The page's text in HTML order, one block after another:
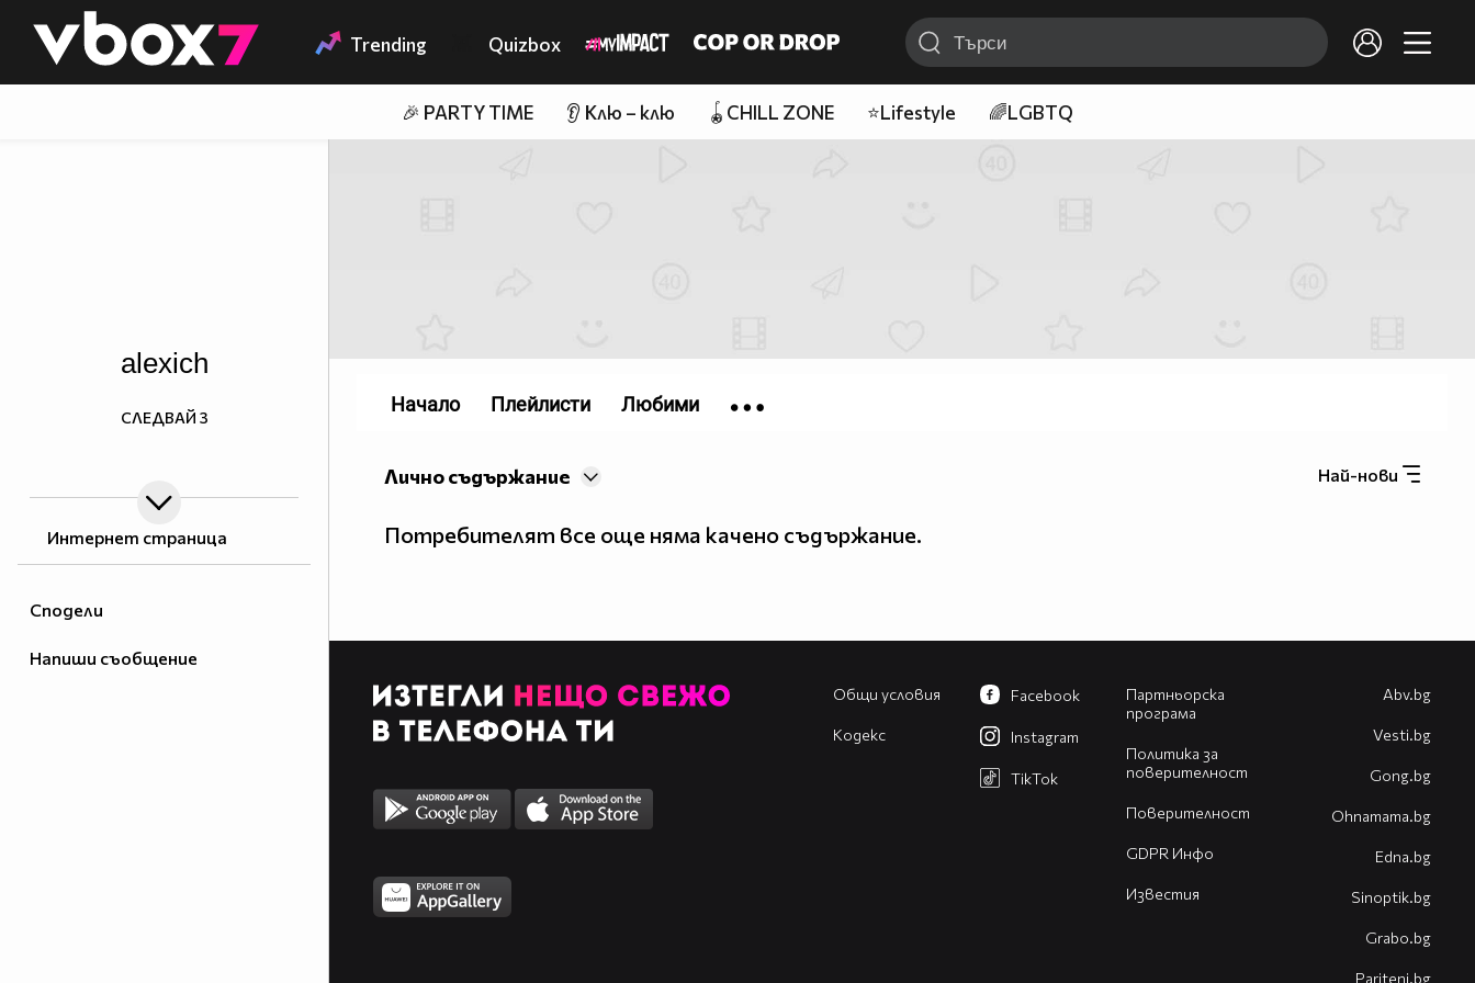
👾 Trending Quizbox
🎉 PARTY TIME 👂 Клю – клю 🪀CHILL ZONE ⭐Lifestyle 🌈LGBTQ
Сподели
Напиши съобщение
alexich
СЛЕДВАЙ 3
Интернет страница
Най-нови
Лично съдържание
Потребителят все още няма качено съдържание.
Начало Плейлисти Любими
Общи условия
Кодекс
Партньорска
програма
Политика за
поверителност
Поверителност
GDPR Инфо
Известия
Facebook
Instagram
TikTok
Abv.bg
Vesti.bg
Gong.bg
Оhnamama.bg
Edna.bg
Sinoptik.bg
Grabo.bg
Pariteni.bg